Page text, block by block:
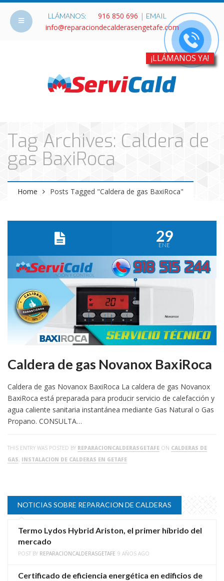
LLÁMANOS: 916 850 696 | EMAIL
info@reparaciondecalderasengetafe.com
Tag Archives: Caldera de
gas BaxiRoca
Home Posts Tagged "Caldera de gas BaxiRoca"
29
ENE
Caldera de gas Novanox BaxiRoca
Caldera de gas Novanox BaxiRoca La caldera de gas Novanox
BaxiRoca está preparada para producir servicio de calefacción y
agua caliente sanitaria instantánea mediante Gas Natural o Gas
Propano. CONSULTA…
THIS ENTRY WAS POSTED BY REPARACIONCALDERASGETAFE ON CALDERAS DE
GAS, INSTALACION DE CALDERAS EN GETAFE
NOTICIAS SOBRE REPARACION DE CALDERAS
Termo Lydos Hybrid Ariston, el primer híbrido del
mercado
POST BY REPARACIONCALDERASGETAFE 9 AÑOS AGO
Certificado de eficiencia energética en edificios de
¡LLÁMANOS YA!